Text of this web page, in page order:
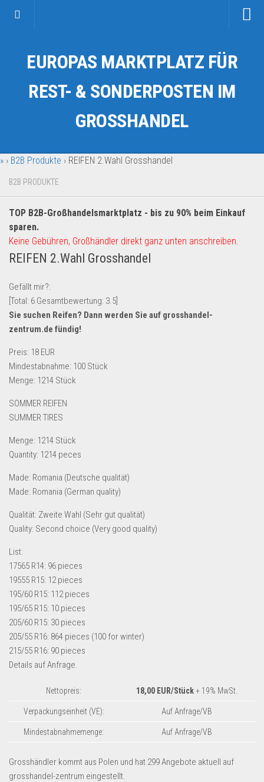
Kategorien
Auto & Motorrad
Fahrzeuge & Transport
Garten & Werkzeug
Geschäft, Büro & Schreibwaren
Geschenkartikel
Handy und Smartphone
Kosmetik & Pflege
Multimedia & Elektro
Münzen
Spielzeug & Games
Schuhe & Accessoires
Sport & Freizeit
Wohnen & Einrichten
Restposten für Privatpersonen
eBay Restposten kaufen
Sonderposten-Angebote
Saison & Eventprodkte
Dropshipping-Produkte
Grosshandel
Amazon
Aldi
Lidl
Kostenlos verkaufen
Kostenlos Registrieren
EUROPAS MARKTPLATZ FÜR
REST- & SONDERPOSTEN IM
GROSSHANDEL
» › B2B Produkte › REIFEN 2.Wahl Grosshandel
B2B PRODUKTE
TOP B2B-Großhandelsmarktplatz - bis zu 90% beim Einkauf
sparen.
Keine Gebühren, Großhändler direkt ganz unten anschreiben.
REIFEN 2.Wahl Grosshandel
Gefällt mir?:
[Total: 6 Gesamtbewertung: 3.5
Sie suchen Reifen? Dann werden Sie auf grosshandel-
zentrum.de fündig!
Preis: 18 EUR
Mindestabnahme: 100 Stück
Menge: 1214 Stück
SOMMER REIFEN
SUMMER TIRES
Menge: 1214 Stück
Quantity: 1214 peces
Made: Romania (Deutsche qualität)
Made: Romania (German quality)
Qualität: Zweite Wahl (Sehr gut qualität)
Quality: Second choice (Very good quality)
List:
17565 R14: 96 pieces
19555 R15: 12 pieces
195/60 R15: 112 pieces
195/65 R15: 10 pieces
205/60 R15: 30 pieces
205/55 R16: 864 pieces (100 for winter)
215/55 R16: 90 pieces
Details auf Anfrage.
Nettopreis: 18,00 EUR/Stück+ 19% MwSt.
Verpackungseinheit (VE): Auf Anfrage/VB
Mindestabnahmemenge: Auf Anfrage/VB
Grosshändler kommt aus Polen und hat 299 Angebote aktuell auf
grosshandel-zentrum eingestellt.